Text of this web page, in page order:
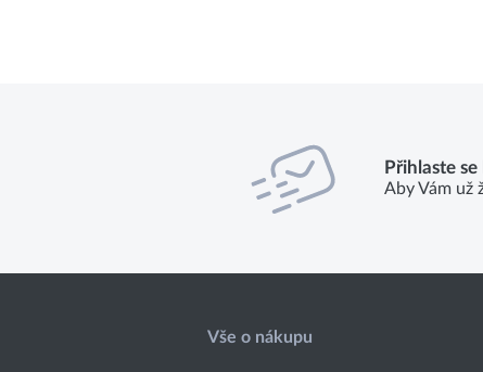
Přihlaste
Aby Vám už
Vše o nákupu